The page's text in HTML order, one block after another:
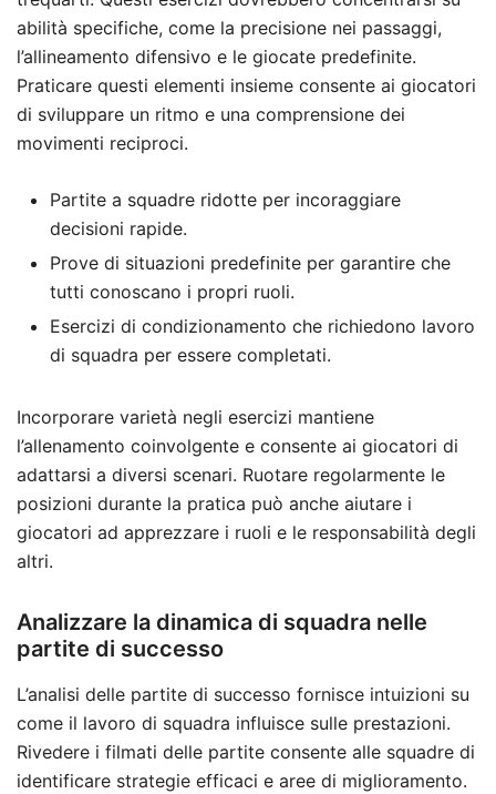
abilità specifiche, come la precisione nei passaggi,
l’allineamento difensivo e le giocate predefinite.
Praticare questi elementi insieme consente ai giocatori
di sviluppare un ritmo e una comprensione dei
movimenti reciproci.
Partite a squadre ridotte per incoraggiare
decisioni rapide.
Prove di situazioni predefinite per garantire che
tutti conoscano i propri ruoli.
Esercizi di condizionamento che richiedono lavoro
di squadra per essere completati.
Incorporare varietà negli esercizi mantiene
l’allenamento coinvolgente e consente ai giocatori di
adattarsi a diversi scenari. Ruotare regolarmente le
posizioni durante la pratica può anche aiutare i
giocatori ad apprezzare i ruoli e le responsabilità degli
altri.
Analizzare la dinamica di squadra nelle
partite di successo
L’analisi delle partite di successo fornisce intuizioni su
come il lavoro di squadra influisce sulle prestazioni.
Rivedere i filmati delle partite consente alle squadre di
identificare strategie efficaci e aree di miglioramento.